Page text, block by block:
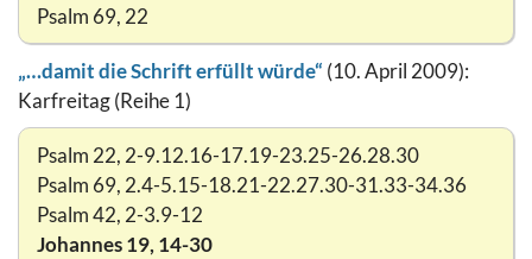
Psalm 69, 22
„…damit die Schrift erfüllt würde“ (10. April 2009):
Karfreitag (Reihe 1)
Psalm 22, 2-9.12.16-17.19-23.25-26.28.30
Psalm 69, 2.4-5.15-18.21-22.27.30-31.33-34.36
Psalm 42, 2-3.9-12
Johannes 19, 14-30